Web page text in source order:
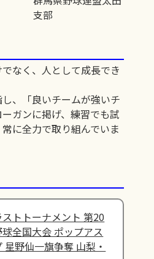
支部
なく、人として成長でき
、「良いチームが強いチ
ガンに掲げ、練習でも試
に全力で取り組んでいま
トトーナメント 第20
全国大会 ポップアス
星野仙一旗争奪 山梨・